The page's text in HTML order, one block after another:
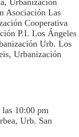
Urbanización
Asociación Las
Cooperativa
P.I. Los Ángeles
Urb. Los
Urbanización
las 10:00 pm
Urb. San